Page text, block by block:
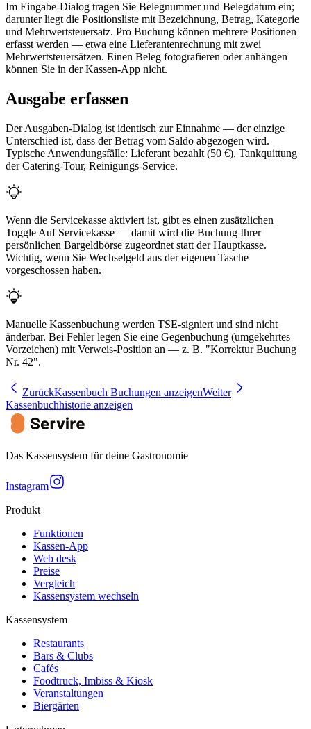
Im Eingabe-Dialog tragen Sie Belegnummer und Belegdatum ein;
darunter liegt die Positionsliste mit Bezeichnung, Betrag, Kategorie
und Mehrwertsteuersatz. Pro Buchung können mehrere Positionen
erfasst werden — etwa eine Lieferantenrechnung mit zwei
Mehrwertsteuersätzen. Einen Beleg fotografieren oder anhängen
können Sie in der Kassen-App nicht.
Ausgabe erfassen
Der Ausgaben-Dialog ist identisch zur Einnahme — der einzige
Unterschied ist, dass der Betrag vom Saldo abgezogen wird.
Typische Anwendungsfälle: Lieferant bezahlt (50 €), Tankquittung
der Catering-Tour, Reinigungs-Service.
Wenn die Servicekasse aktiviert ist, gibt es einen zusätzlichen
Toggle Auf Servicekasse — damit wird die Buchung Ihrer
persönlichen Bargeldbörse zugeordnet statt der Hauptkasse.
Wichtig, wenn Sie Wechselgeld aus der eigenen Tasche
vorgeschossen haben.
Manuelle Kassenbuchung werden TSE-signiert und sind nicht
änderbar. Bei Fehler legen Sie eine Gegenbuchung (umgekehrtes
Vorzeichen) mit Verweis-Position an — z. B. "Korrektur Buchung
Nr. 42".
ZurückKassenbuch Buchungen anzeigenWeiter
Kassenbuchhistorie anzeigen
Das Kassensystem für deine Gastronomie
Instagram
Produkt
Funktionen
Kassen-App
Web desk
Preise
Vergleich
Kassensystem wechseln
Kassensystem
Restaurants
Bars & Clubs
Cafés
Foodtruck, Imbiss & Kiosk
Veranstaltungen
Biergärten